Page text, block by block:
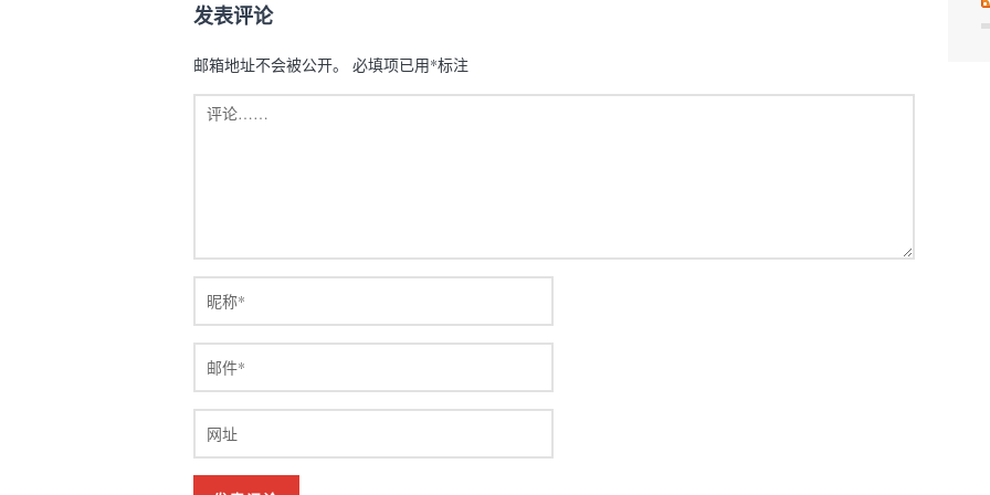
发表评论
邮箱地址不会被公开。 必填项已用*标注